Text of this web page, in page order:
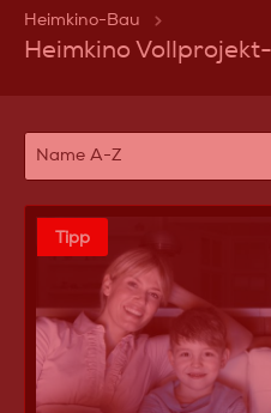
Heimkino-Bau
Heimkino
Tipp